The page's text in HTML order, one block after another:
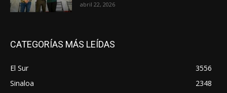
abril 22, 2026
CATEGORÍAS MÁS LEÍDAS
El Sur
3556
Sinaloa
2348